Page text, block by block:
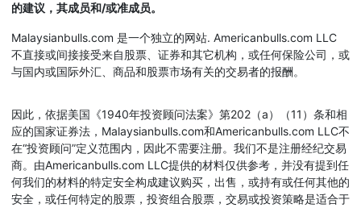
的建议，其成员和/或准成员。
Malaysianbulls.com 是一个独立的网站. Americanbulls.com LLC
不直接或间接接受来自股票、证券和其它机构，或任何保险公司，或
与国内或国际外汇、商品和股票市场有关的交易者的报酬。
因此，依据美国《1940年投资顾问法案》第202（a）（11）条和相
应的国家证券法，Malaysianbulls.com和Americanbulls.com LLC不
在“投资顾问”定义范围内，因此不需要注册。我们不是注册经纪交易
商。由Americanbulls.com LLC提供的材料仅供参考，并没有提到任
何我们的材料的特定安全构成建议购买，出售，或持有或任何其他的
安全，或任何特定的股票，投资组合股票，交易或投资策略是适合于